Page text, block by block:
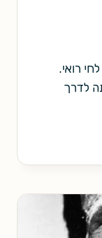
רואי.
לדרך